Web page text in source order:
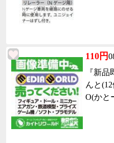
110円
『新
んと
O(かと